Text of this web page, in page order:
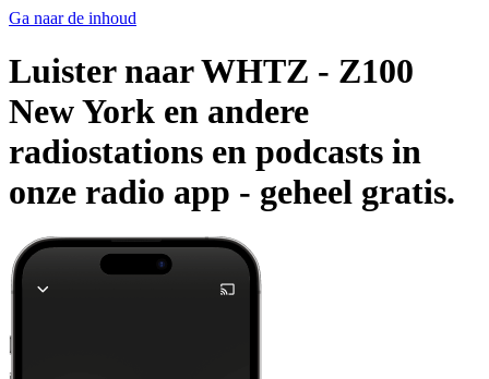
Ga naar de inhoud
Luister naar WHTZ - Z100
New York en andere
radiostations en podcasts in
onze radio app - geheel gratis.